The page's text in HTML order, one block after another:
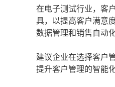
在电子测试行业，客
具，以提高客户满意
数据管理和销售自动
建议企业在选择客户
提升客户管理的智能